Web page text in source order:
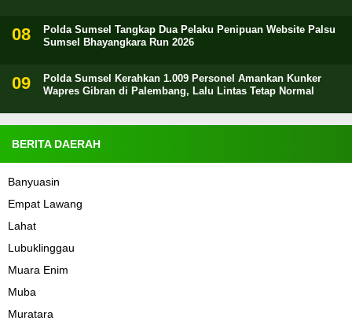
Polda Sumsel Tangkap Dua Pelaku Penipuan Website Palsu
Sumsel Bhayangkara Run 2026
Polda Sumsel Kerahkan 1.009 Personel Amankan Kunker
Wapres Gibran di Palembang, Lalu Lintas Tetap Normal
BERITA DAERAH
Banyuasin
Empat Lawang
Lahat
Lubuklinggau
Muara Enim
Muba
Muratara